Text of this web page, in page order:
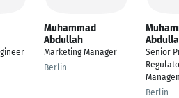
Muhammad
Abdullah
Marketing Manager
Berlin
Senior
Berlin